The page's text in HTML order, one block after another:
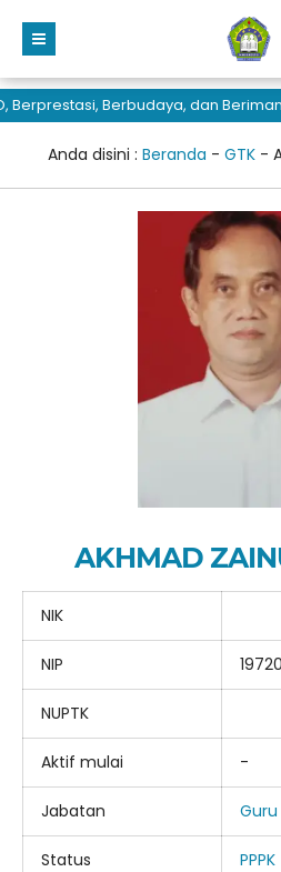
Berbudaya, dan Beriman,
Anda disini : Beranda - GTK-
AKHMAD
NIK
NIP
NUPTK
Aktif mulai -
Jabatan
Status PPPK